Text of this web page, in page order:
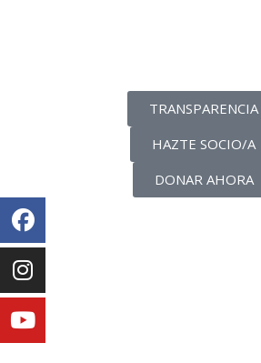
TRANSPARENCIA
HAZTE SOCIO/A
DONAR AHORA